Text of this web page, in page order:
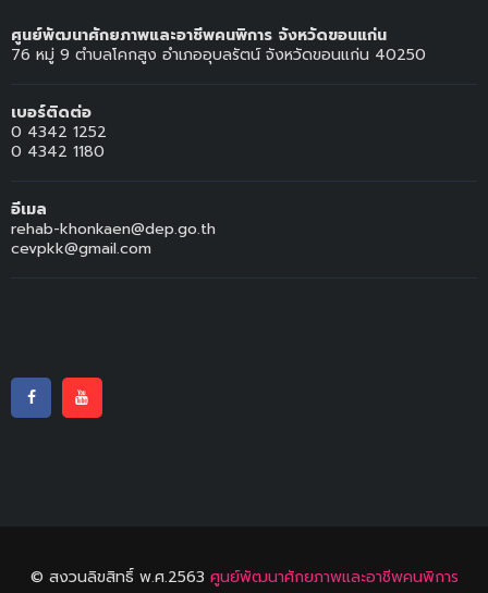
ศูนย์พัฒนาศักยภาพและอาชีพคนพิการ จังหวัดขอนแก่น
76 หมู่ 9 ตำบลโคกสูง อำเภออุบลรัตน์ จังหวัดขอนแก่น 40250
เบอร์ติดต่อ
0 4342 1252
0 4342 1180
อีเมล
rehab-khonkaen@dep.go.th
cevpkk@gmail.com
© สงวนลิขสิทธิ์ พ.ศ.2563 ศูนย์พัฒนาศักยภาพและอาชีพคนพิการ